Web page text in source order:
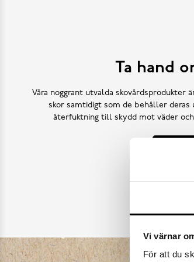
Vi värnar
För att du
Ta hand
Våra noggrant utvalda skovårdsprodukter
skor samtidigt som de behåller deras
återfuktning till skydd mot väder